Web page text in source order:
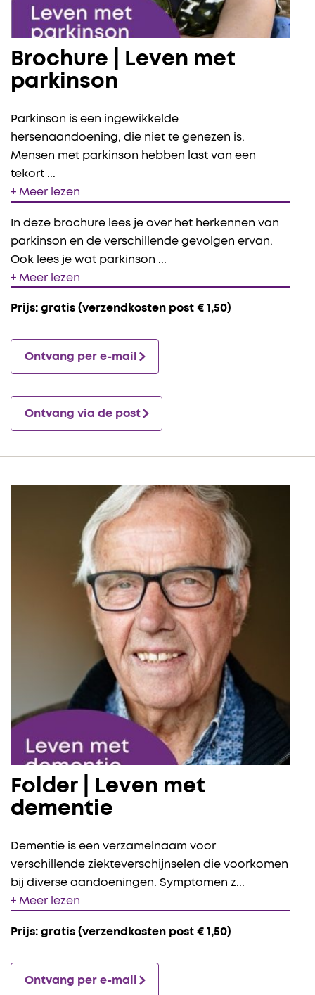
Brochure | Leven met
parkinson
Parkinson is een ingewikkelde
hersenaandoening, die niet te genezen is.
Mensen met parkinson hebben last van een
tekort ...
+ Meer lezen
In deze brochure lees je over het herkennen van
parkinson en de verschillende gevolgen ervan.
Ook lees je wat parkinson ...
+ Meer lezen
Prijs: gratis (verzendkosten post € 1,50)
Ontvang per e-mail
Ontvang via de post
Folder | Leven met
dementie
Dementie is een verzamelnaam voor
verschillende ziekteverschijnselen die voorkomen
bij diverse aandoeningen. Symptomen z...
+ Meer lezen
Prijs: gratis (verzendkosten post € 1,50)
Ontvang per e-mail